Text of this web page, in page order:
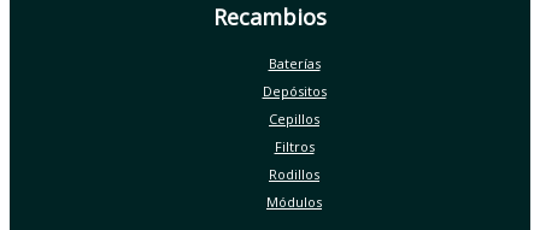
Recambios
Baterías
Depósitos
Cepillos
Filtros
Rodillos
Módulos